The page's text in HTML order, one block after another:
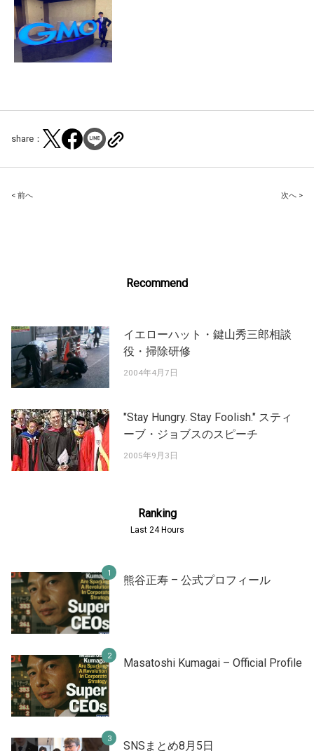
share：
Post
< 前へ 次へ >
Recommend
イエローハット・鍵山秀三郎相談
役・掃除研修
2004年4月7日
"Stay Hungry. Stay Foolish." スティ
ーブ・ジョブスのスピーチ
2005年9月3日
Ranking
Last 24 Hours
熊谷正寿 – 公式プロフィール
Masatoshi Kumagai – Official Profile
SNSまとめ8月5日